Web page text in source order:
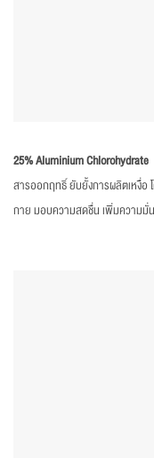
25% Aluminium Chlorohydrate
สารออกฤทธิ์ ยับยั้งการผลิตเหงื่อ
กาย มอบความสดชื่น เพิ่มความมั่